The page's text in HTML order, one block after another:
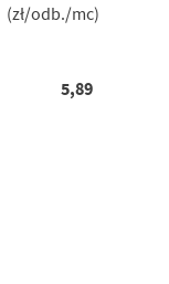
(zł/odb./mc)
5,89